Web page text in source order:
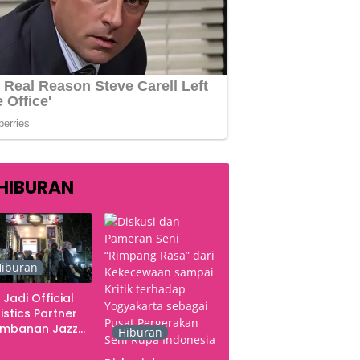
Jadi Official
Partner
Jazz
Hiburan